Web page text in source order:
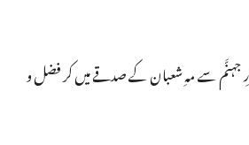
سے مہِ شعبان کے صدقے میں کر فضل و